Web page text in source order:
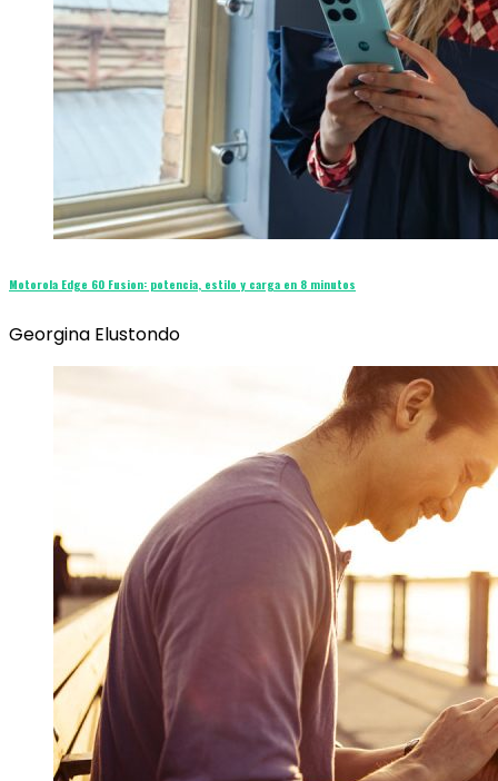
Motorola Edge 60 Fusion: potencia, estilo y carga en 8 minutos
Georgina Elustondo